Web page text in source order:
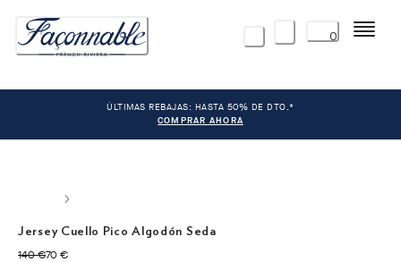
0 Menú
ÚLTIMAS REBAJAS: HASTA 50% DE DTO.*
COMPRAR AHORA
Jersey Cuello Pico Algodón Seda
140 €
original price 140 €
70 €
precio actual 70 €